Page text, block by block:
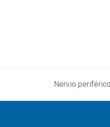
next
post:
Nervio